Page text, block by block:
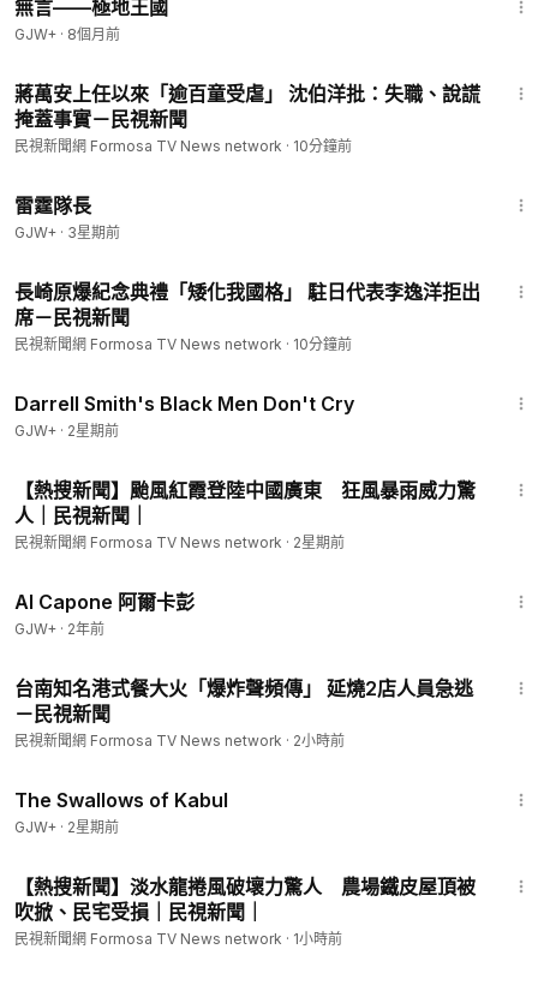
無言——極地王國
GJW+ · 8個月前
蔣萬安上任以來「逾百童受虐」 沈伯洋批：失職、說謊
掩蓋事實－民視新聞
民視新聞網 Formosa TV News network · 10分鐘前
雷霆隊長
GJW+ · 3星期前
長崎原爆紀念典禮「矮化我國格」 駐日代表李逸洋拒出
席－民視新聞
民視新聞網 Formosa TV News network · 10分鐘前
Darrell Smith's Black Men Don't Cry
GJW+ · 2星期前
【熱搜新聞】颱風紅霞登陸中國廣東 狂風暴雨威力驚
人｜民視新聞｜
民視新聞網 Formosa TV News network · 2星期前
Al Capone 阿爾卡彭
GJW+ · 2年前
台南知名港式餐大火「爆炸聲頻傳」 延燒2店人員急逃
－民視新聞
民視新聞網 Formosa TV News network · 2小時前
The Swallows of Kabul
GJW+ · 2星期前
【熱搜新聞】淡水龍捲風破壞力驚人 農場鐵皮屋頂被
吹掀、民宅受損｜民視新聞｜
民視新聞網 Formosa TV News network · 1小時前